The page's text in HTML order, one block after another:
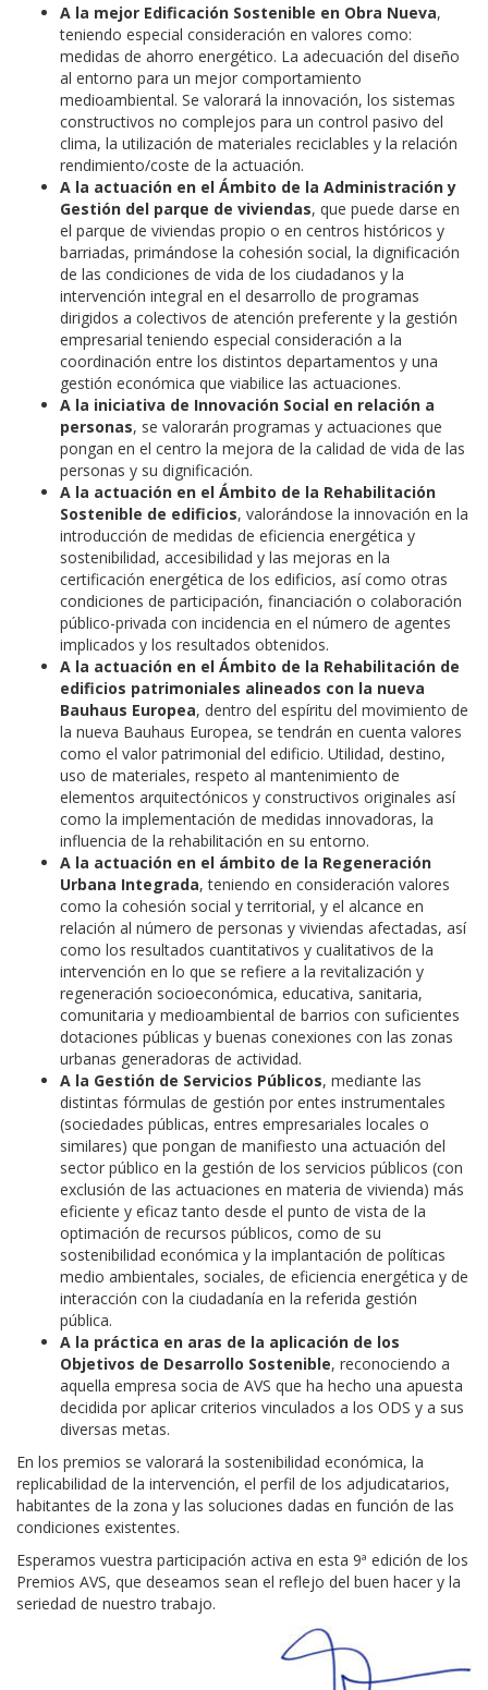
A la mejor Edificación Sostenible en Obra Nueva,
teniendo especial consideración en valores como:
medidas de ahorro energético. La adecuación del diseño
al entorno para un mejor comportamiento
medioambiental. Se valorará la innovación, los sistemas
constructivos no complejos para un control pasivo del
clima, la utilización de materiales reciclables y la relación
rendimiento/coste de la actuación.
A la actuación en el Ámbito de la Administración y
Gestión del parque de viviendas, que puede darse en
el parque de viviendas propio o en centros históricos y
barriadas, primándose la cohesión social, la dignificación
de las condiciones de vida de los ciudadanos y la
intervención integral en el desarrollo de programas
dirigidos a colectivos de atención preferente y la gestión
empresarial teniendo especial consideración a la
coordinación entre los distintos departamentos y una
gestión económica que viabilice las actuaciones.
A la iniciativa de Innovación Social en relación a
personas, se valorarán programas y actuaciones que
pongan en el centro la mejora de la calidad de vida de las
personas y su dignificación.
A la actuación en el Ámbito de la Rehabilitación
Sostenible de edificios, valorándose la innovación en la
introducción de medidas de eficiencia energética y
sostenibilidad, accesibilidad y las mejoras en la
certificación energética de los edificios, así como otras
condiciones de participación, financiación o colaboración
público-privada con incidencia en el número de agentes
implicados y los resultados obtenidos.
A la actuación en el Ámbito de la Rehabilitación de
edificios patrimoniales alineados con la nueva
Bauhaus Europea, dentro del espíritu del movimiento de
la nueva Bauhaus Europea, se tendrán en cuenta valores
como el valor patrimonial del edificio. Utilidad, destino,
uso de materiales, respeto al mantenimiento de
elementos arquitectónicos y constructivos originales así
como la implementación de medidas innovadoras, la
influencia de la rehabilitación en su entorno.
A la actuación en el ámbito de la Regeneración
Urbana Integrada, teniendo en consideración valores
como la cohesión social y territorial, y el alcance en
relación al número de personas y viviendas afectadas, así
como los resultados cuantitativos y cualitativos de la
intervención en lo que se refiere a la revitalización y
regeneración socioeconómica, educativa, sanitaria,
comunitaria y medioambiental de barrios con suficientes
dotaciones públicas y buenas conexiones con las zonas
urbanas generadoras de actividad.
A la Gestión de Servicios Públicos, mediante las
distintas fórmulas de gestión por entes instrumentales
(sociedades públicas, entres empresariales locales o
similares) que pongan de manifiesto una actuación del
sector público en la gestión de los servicios públicos (con
exclusión de las actuaciones en materia de vivienda) más
eficiente y eficaz tanto desde el punto de vista de la
optimación de recursos públicos, como de su
sostenibilidad económica y la implantación de políticas
medio ambientales, sociales, de eficiencia energética y de
interacción con la ciudadanía en la referida gestión
pública.
A la práctica en aras de la aplicación de los
Objetivos de Desarrollo Sostenible, reconociendo a
aquella empresa socia de AVS que ha hecho una apuesta
decidida por aplicar criterios vinculados a los ODS y a sus
diversas metas.
En los premios se valorará la sostenibilidad económica, la
replicabilidad de la intervención, el perfil de los adjudicatarios,
habitantes de la zona y las soluciones dadas en función de las
condiciones existentes.
Esperamos vuestra participación activa en esta 9ª edición de los
Premios AVS, que deseamos sean el reflejo del buen hacer y la
seriedad de nuestro trabajo.